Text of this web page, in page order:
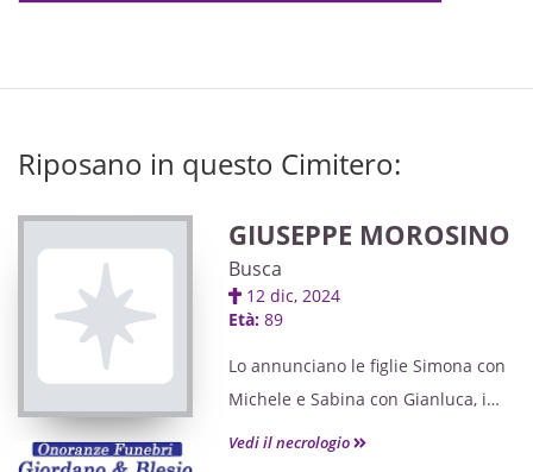
Riposano in questo Cimitero:
GIUSEPPE MOROSINO
Busca
12 dic, 2024
Età: 89
Lo annunciano le figlie Simona con
Michele e Sabina con Gianluca, i
nipoti Luisa con Pietro, Anna,
Vedi il necrologio